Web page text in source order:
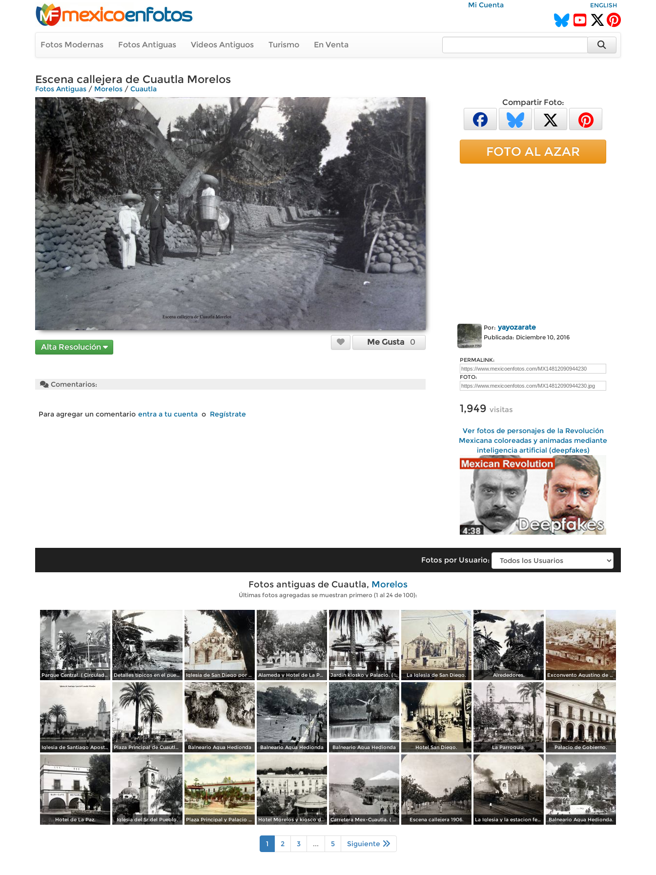
Mi Cuenta ENGLISH
Fotos Modernas Fotos Antiguas Videos Antiguos Turismo En Venta
Escena callejera de Cuautla Morelos
Fotos Antiguas / Morelos / Cuautla
Alta Resolución
Me Gusta 0
Comentarios:
Para agregar un comentario entra a tu cuenta o Regístrate
Compartir Foto:
FOTO AL AZAR
Por: yayozarate
Publicada: Diciembre 10, 2016
PERMALINK:
FOTO:
1,949 visitas
Ver fotos de personajes de la Revolución
Mexicana coloreadas y animadas mediante
inteligencia artificial (deepfakes)
Fotos por Usuario:
Fotos antiguas de Cuautla, Morelos
Últimas fotos agregadas se muestran primero (1 al 24 de 100):
Parque Central. ( Circulada el 5 de Enero de 1953 ). Detalles tipicos en el puente. Iglesia de San Diego por el Fotógrafo Hugo Brehme. Alameda y Hotel de La Paz. Jardin kiosko y Palacio. ( Circulada el 1 de Julio de 1935 ). La Iglesia de San Diego. Alrededores. Exconvento Agustino de Jonatepec por el Fotógrafo Windfield Scott.
Iglesia de Santiago Apostol Cuautla Morelos. Plaza Principal de Cuautla Morelos. ( Circulada el 2 de Noviembre de 1928 ). Balneario Agua Hedionda Balneario Agua Hedionda Balneario Agua Hedionda Hotel San Diego. La Parroquia. Palacio de Gobierno.
Hotel de La Paz. Iglesia del Sr del Pueblo. Plaza Principal y Palacio Municipal Hotel Morelos y kiosco de la plaza Carretera Mex-Cuautla. ( Circulada el 14 de Octubre de 1938 ). Escena callejera 1906. La Iglesia y la estacion ferroviaria 1906 Balneario Agua Hedionda.
1 2 3 ... 5 Siguiente